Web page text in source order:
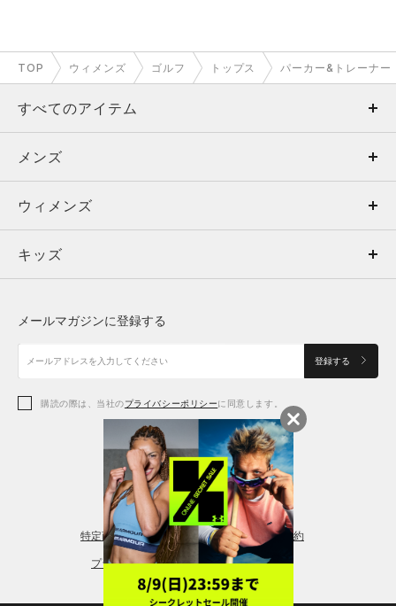
TOP ウィメンズ ゴルフ トップス パーカー&トレーナー
すべてのアイテム
メンズ
ウィメンズ
キッズ
アクセサリー
メンズ
トップス
ボトムス
アクセサリー
ウィメンズ
トップス
シューズ
アクセサリー
レギンス＆タイツ
キッズ
シューズ
メールマガジンに登録する
登録する
購読の際は、当社のプライバシーポリシーに同意します。
特定商取引法に基づく通販の表記 会員規約
プライバシーポリシー